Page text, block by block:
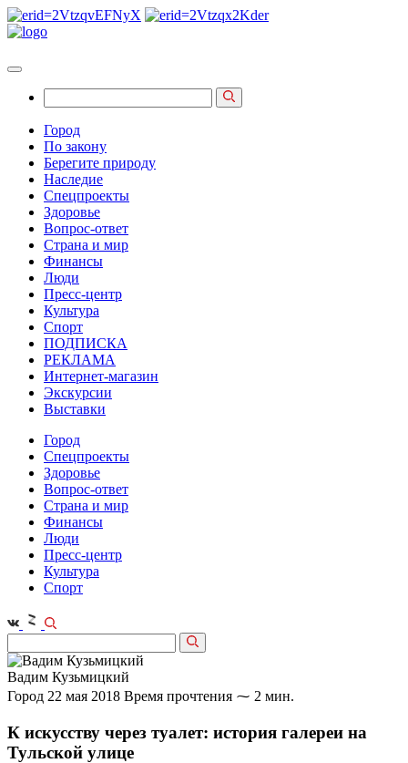
Город
По закону
Берегите природу
Наследие
Спецпроекты
Здоровье
Вопрос-ответ
Страна и мир
Финансы
Люди
Пресс-центр
Культура
Спорт
ПОДПИСКА
РЕКЛАМА
Интернет-магазин
Экскурсии
Выставки
Город
Спецпроекты
Здоровье
Вопрос-ответ
Страна и мир
Финансы
Люди
Пресс-центр
Культура
Спорт
Вадим Кузьмицкий
Город 22 мая 2018 Время прочтения ⁓ 2 мин.
К искусству через туалет: история галереи на
Тульской улице